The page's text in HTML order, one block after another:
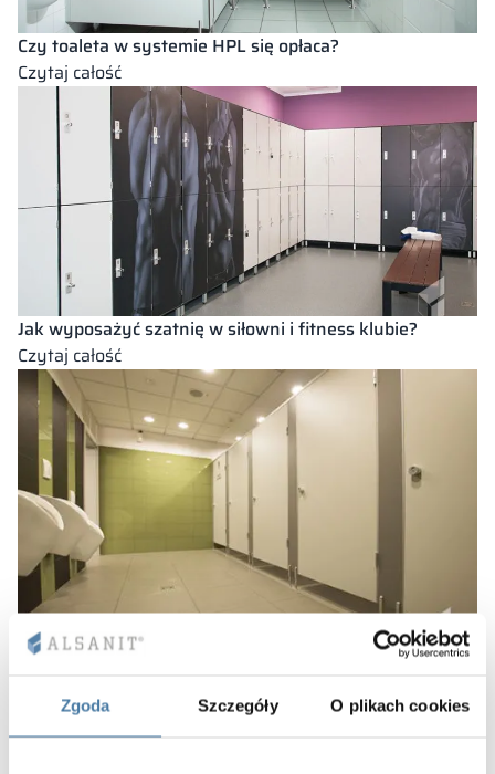
Zgoda Szczegóły O plikach cookies
Czy toaleta w systemie HPL się opłaca?
Czytaj całość:
Czy
toaleta
w
systemie
HPL
się
opłaca?
Jak wyposażyć szatnię w siłowni i fitness klubie?
Czytaj całość:
Jak
wyposażyć
szatnię
w
siłowni
Czytaj całość
Jak